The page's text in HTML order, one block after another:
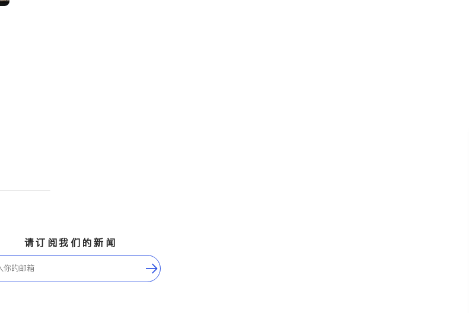
请订阅我们的新闻